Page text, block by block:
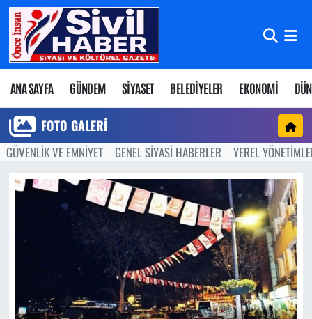
ANA SAYFA GÜNDEM SİYASET BELEDİYELER EKONOMİ
FOTO GALERI
GÜVENLİK VE EMNİYET GENEL SİYASİ HABERLER YEREL
Nöbetçi Eczaneler
Hava Durumu
Namaz Vakitleri
Trafik Durumu
Süper Lig Puan Durumu ve Fikstür
Tüm Manşetler
Son Dakika Haberleri
Haber Arşivi